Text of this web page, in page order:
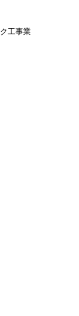
工事業